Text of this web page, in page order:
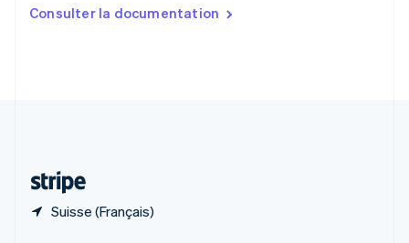
Consulter la documentation
Suisse (Français)
English